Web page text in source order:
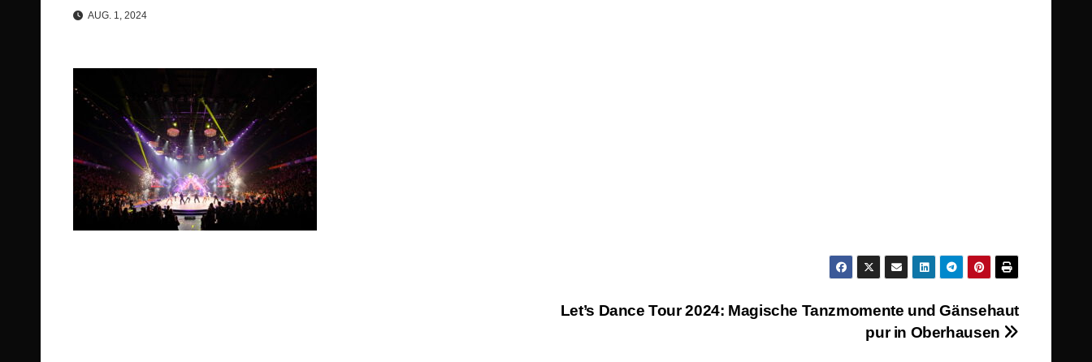
AUG. 1, 2024
Let’s Dance Tour 2024: Magische Tanzmomente und Gänsehaut
pur in Oberhausen